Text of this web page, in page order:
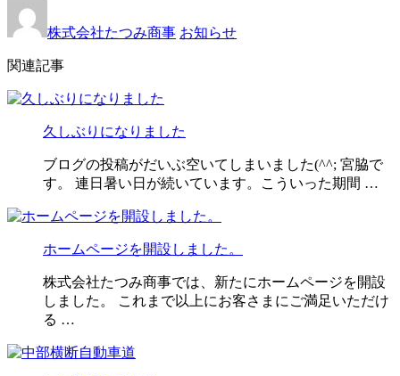
株式会社たつみ商事 お知らせ
関連記事
久しぶりになりました
ブログの投稿がだいぶ空いてしまいました(^^; 宮脇で
す。 連日暑い日が続いています。こういった期間 …
ホームページを開設しました。
株式会社たつみ商事では、新たにホームページを開設
しました。 これまで以上にお客さまにご満足いただけ
る …